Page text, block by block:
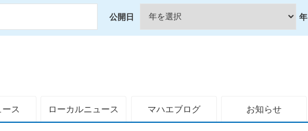
公開日 年
ス ローカルニュース マハエブログ お知らせ